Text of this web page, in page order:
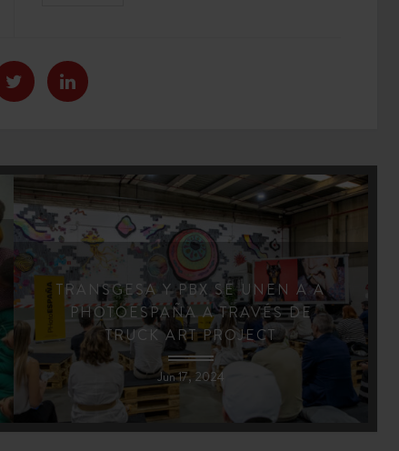
TRANSGESA Y PBX SE UNEN A A
PHOTOESPAÑA A TRAVÉS DE
TRUCK ART PROJECT
Jun 17, 2024